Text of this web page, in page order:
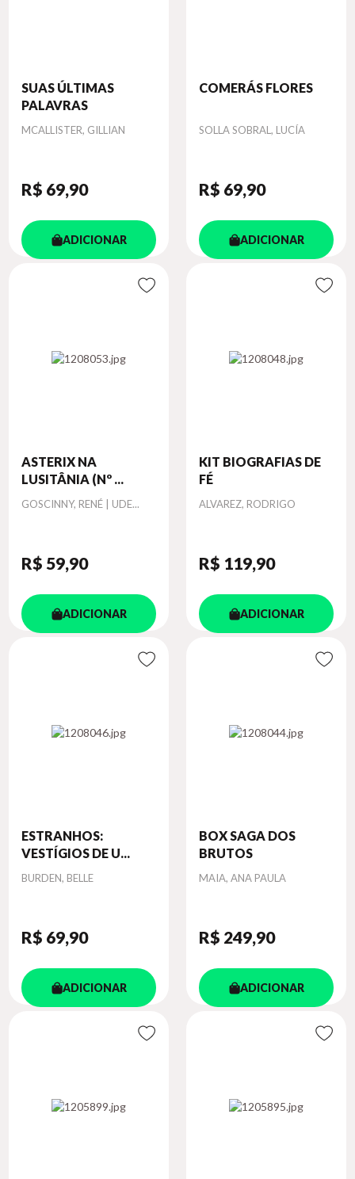
SUAS ÚLTIMAS
PALAVRAS
Autor
MCALLISTER, GILLIAN
R$ 69,90
ADICIONAR
COMERÁS FLORES
Autor
SOLLA SOBRAL, LUCÍA
R$ 69,90
ADICIONAR
ASTERIX NA
LUSITÂNIA (Nº ...
Autor
GOSCINNY, RENÉ | UDE...
R$ 59,90
ADICIONAR
KIT BIOGRAFIAS DE
FÉ
Autor
ALVAREZ, RODRIGO
R$ 119,90
ADICIONAR
ESTRANHOS:
VESTÍGIOS DE U...
Autor
BURDEN, BELLE
R$ 69,90
ADICIONAR
BOX SAGA DOS
BRUTOS
Autor
MAIA, ANA PAULA
R$ 249,90
ADICIONAR